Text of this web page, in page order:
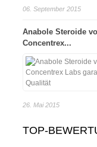
06. September 2015
Anabole Steroide
Concentrex...
26. Mai 2015
TOP-